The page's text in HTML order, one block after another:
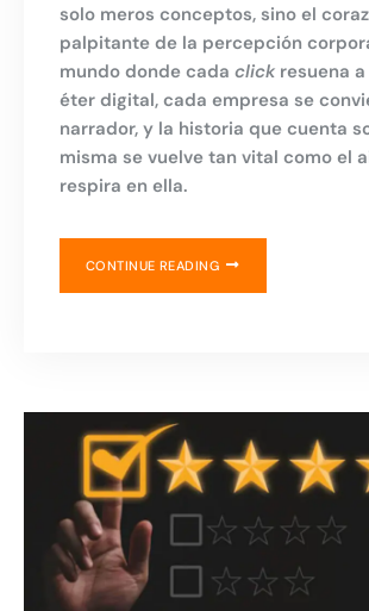
solo meros conceptos, sino el
palpitante de la percepción
mundo donde cada click resuena
éter digital, cada empresa se
narrador, y la historia que cuenta
misma se vuelve tan vital como el
respira en ella.
CONTINUE READING